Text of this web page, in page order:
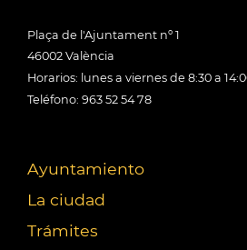
Plaça de l'Ajuntament nº 1
46002 València
Horarios: lunes a viernes de 8:30 a
Teléfono: 963 52 54 78
Ayuntamiento
La ciudad
Trámites